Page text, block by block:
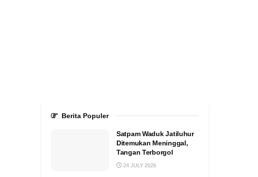
Berita Populer
Satpam Waduk Jatiluhur
Ditemukan Meninggal,
Tangan Terborgol
24 JULY 2026